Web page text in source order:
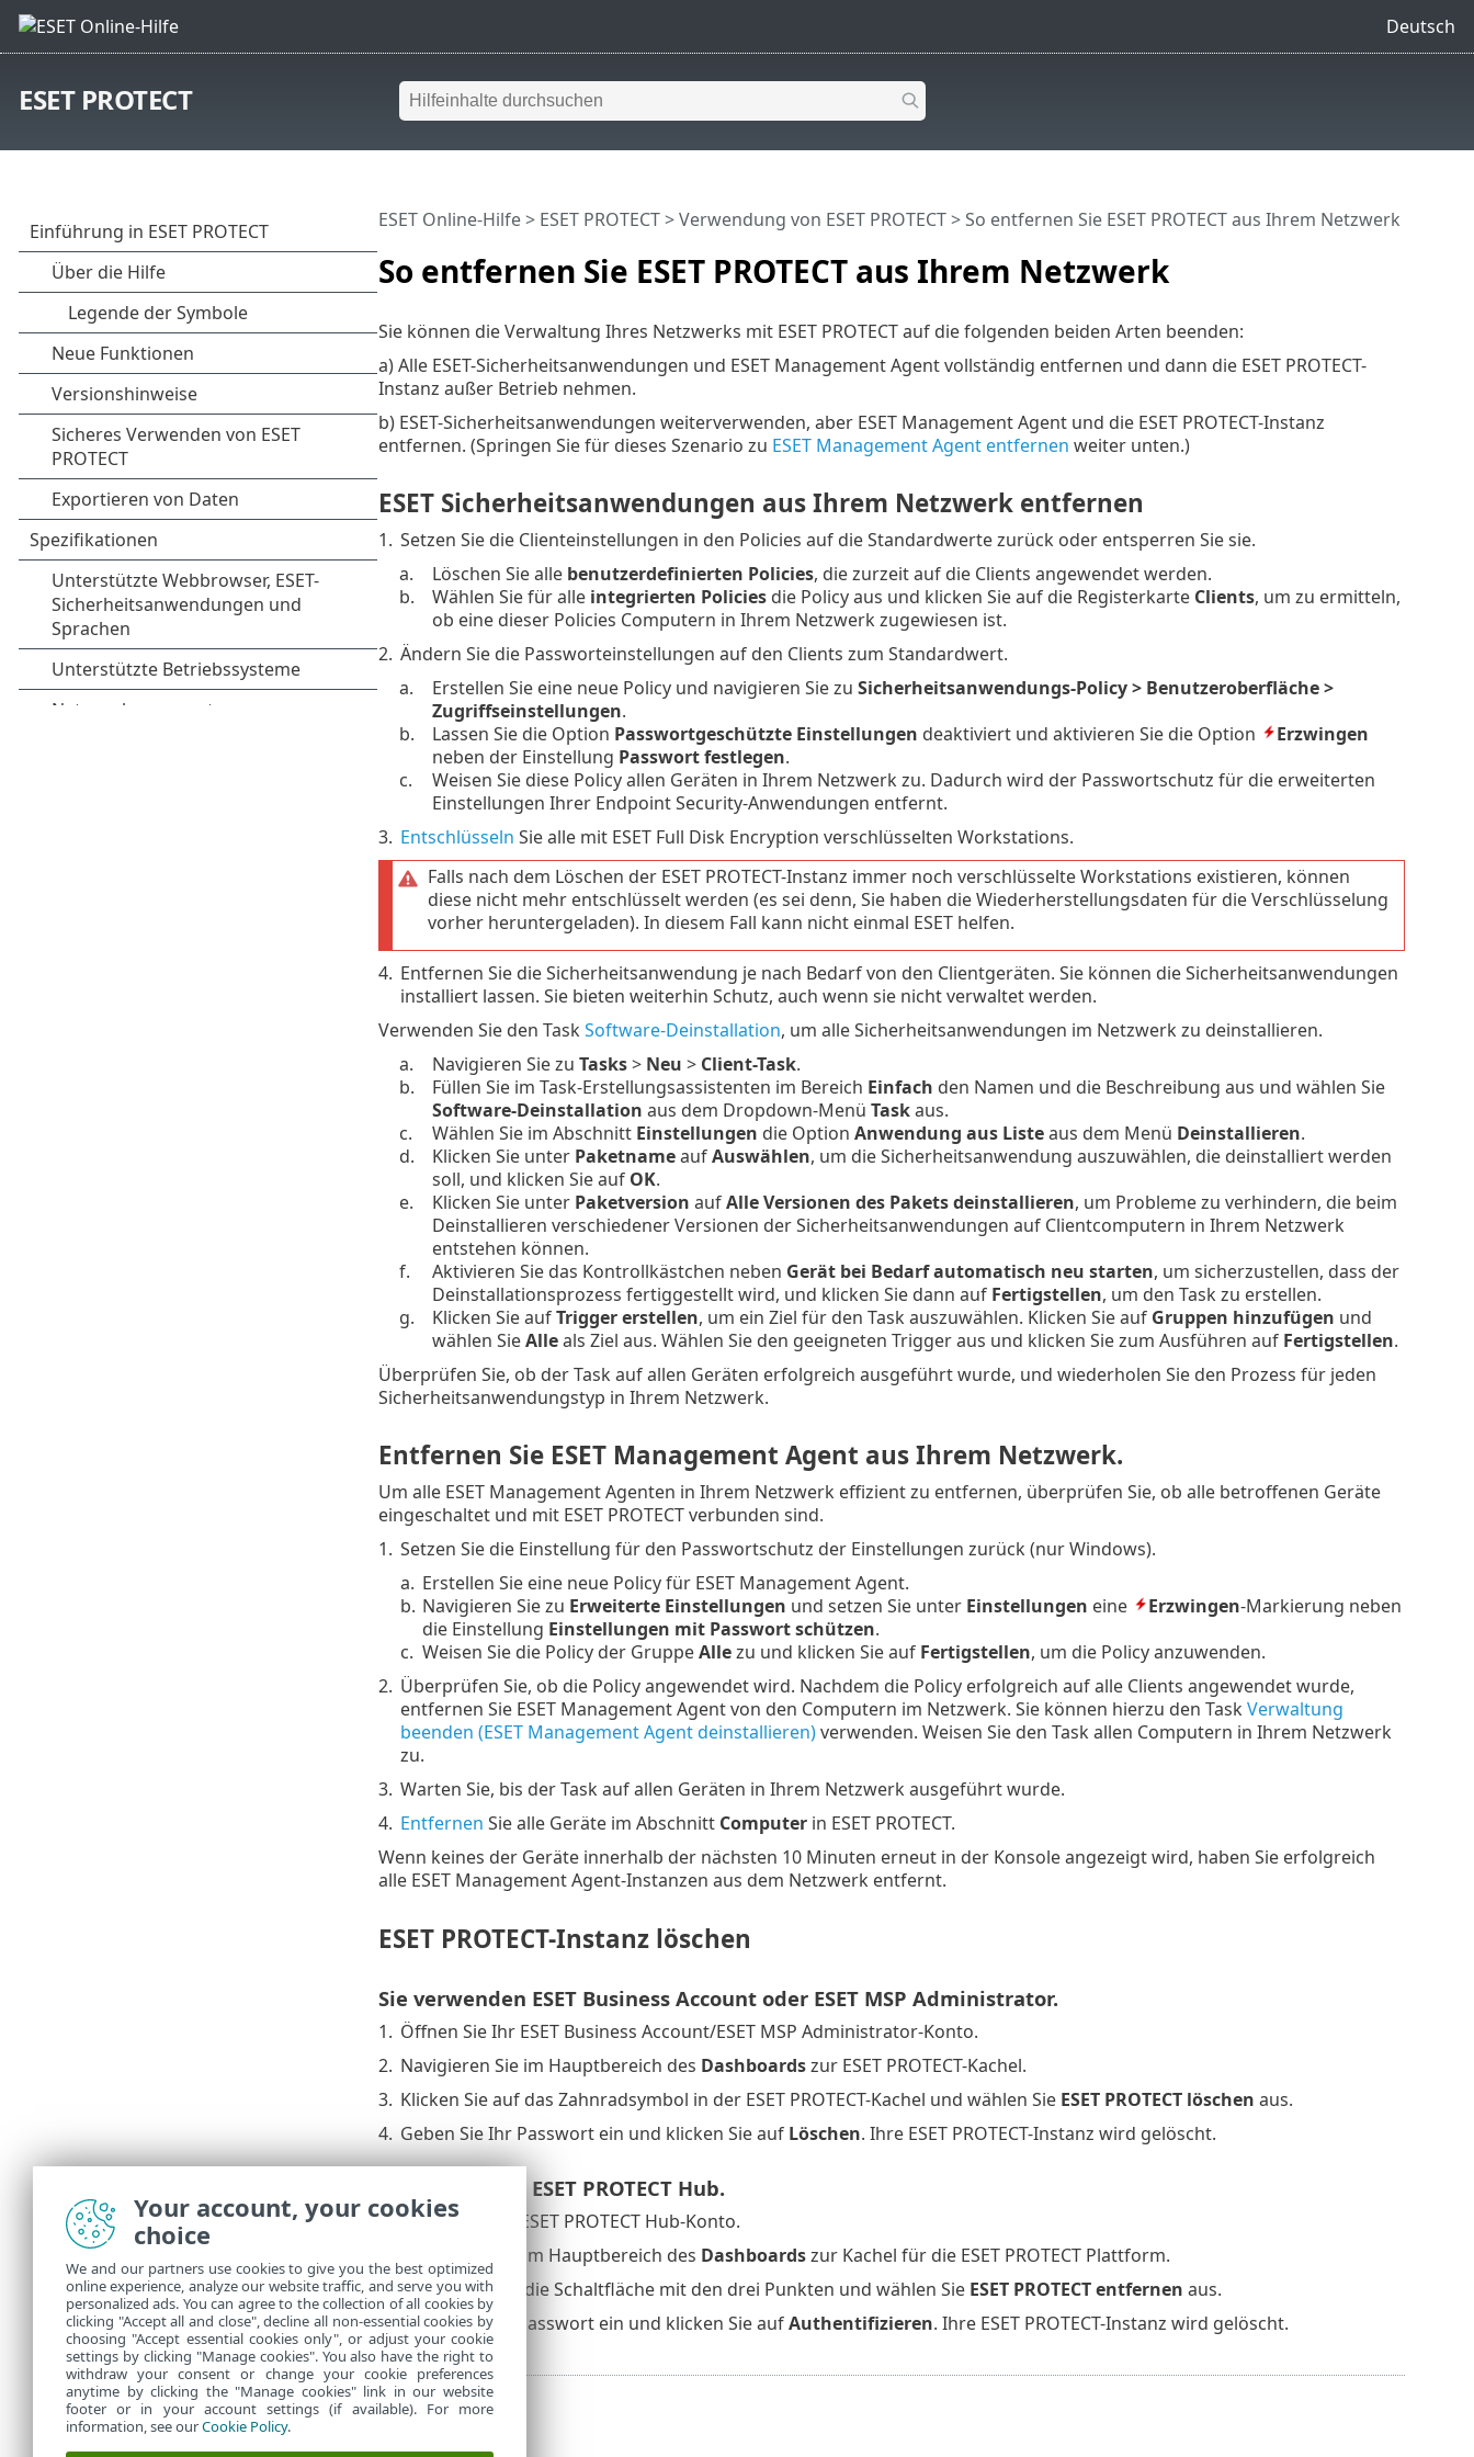
Deutsch
ESET PROTECT
So entfernen Sie ESET PROTECT aus Ihrem Netzwerk
ESET Online-Hilfe> ESET PROTECT>Verwendung von ESET PROTECT> So entfernen Sie ESET PROTECT aus Ihrem Netzwerk
Sie können die Verwaltung Ihres Netzwerks mit ESET PROTECT auf die folgenden beiden Arten beenden:
a) Alle ESET-Sicherheitsanwendungen und ESET Management Agent vollständig entfernen und dann die ESET PROTECT-
Instanz außer Betrieb nehmen.
b) ESET-Sicherheitsanwendungen weiterverwenden, aber ESET Management Agent und die ESET PROTECT-Instanz
entfernen. (Springen Sie für dieses Szenario zu ESET Management Agent entfernen weiter unten.)
ESET Sicherheitsanwendungen aus Ihrem Netzwerk entfernen
1. Setzen Sie die Clienteinstellungen in den Policies auf die Standardwerte zurück oder entsperren Sie sie.
a.
Löschen Sie alle benutzerdefinierten Policies, die zurzeit auf die Clients angewendet werden.
b.
Wählen Sie für alle integrierten Policiesdie Policy aus und klicken Sie auf die Registerkarte Clients, um zu ermitteln,
ob eine dieser Policies Computern in Ihrem Netzwerk zugewiesen ist.
2. Ändern Sie die Passworteinstellungen auf den Clients zum Standardwert.
a.
Erstellen Sie eine neue Policy und navigieren Sie zu Sicherheitsanwendungs-Policy > Benutzeroberfläche >
Zugriffseinstellungen.
b.
Lassen Sie die Option Passwortgeschützte Einstellungen deaktiviert und aktivieren Sie die Option
Erzwingen
neben der Einstellung Passwort festlegen.
c.
Weisen Sie diese Policy allen Geräten in Ihrem Netzwerk zu. Dadurch wird der Passwortschutz für die erweiterten
Einstellungen Ihrer Endpoint Security-Anwendungen entfernt.
3. Entschlüsseln Sie alle mit ESET Full Disk Encryption verschlüsselten Workstations.
Falls nach dem Löschen der ESET PROTECT-Instanz immer noch verschlüsselte Workstations existieren, können
diese nicht mehr entschlüsselt werden (es sei denn, Sie haben die Wiederherstellungsdaten für die Verschlüsselung
vorher heruntergeladen). In diesem Fall kann nicht einmal ESET helfen.
4. Entfernen Sie die Sicherheitsanwendung je nach Bedarf von den Clientgeräten. Sie können die Sicherheitsanwendungen
installiert lassen. Sie bieten weiterhin Schutz, auch wenn sie nicht verwaltet werden.
Verwenden Sie den Task Software-Deinstallation, um alle Sicherheitsanwendungen im Netzwerk zu deinstallieren.
a.
Navigieren Sie zu Tasks> Neu > Client-Task.
b.
Füllen Sie im Task-Erstellungsassistenten im Bereich Einfach den Namen und die Beschreibung aus und wählen Sie
Software-Deinstallation aus dem Dropdown-Menü Taskaus.
c.
Wählen Sie im Abschnitt Einstellungen die Option Anwendung aus Listeaus dem Menü Deinstallieren.
d.
Klicken Sie unter PaketnameaufAuswählen, um die Sicherheitsanwendung auszuwählen, die deinstalliert werden
soll, und klicken Sie auf OK.
e.
Klicken Sie unter Paketversion aufAlle Versionen des Pakets deinstallieren, um Probleme zu verhindern, die beim
Deinstallieren verschiedener Versionen der Sicherheitsanwendungen auf Clientcomputern in Ihrem Netzwerk
entstehen können.
f.
Aktivieren Sie das Kontrollkästchen neben Gerät bei Bedarf automatisch neu starten, um sicherzustellen, dass der
Deinstallationsprozess fertiggestellt wird, und klicken Sie dann auf Fertigstellen, um den Task zu erstellen.
g.
Klicken Sie aufTrigger erstellen, um ein Ziel für den Task auszuwählen. Klicken Sie auf Gruppen hinzufügen und
wählen SieAlleals Ziel aus. Wählen Sie den geeigneten Trigger aus und klicken Sie zum Ausführen auf Fertigstellen.
Überprüfen Sie, ob der Task auf allen Geräten erfolgreich ausgeführt wurde, und wiederholen Sie den Prozess für jeden
Sicherheitsanwendungstyp in Ihrem Netzwerk.
Entfernen Sie ESET Management Agent aus Ihrem Netzwerk.
Um alle ESET Management Agenten in Ihrem Netzwerk effizient zu entfernen, überprüfen Sie, ob alle betroffenen Geräte
eingeschaltet und mit ESET PROTECT verbunden sind.
1. Setzen Sie die Einstellung für den Passwortschutz der Einstellungen zurück (nur Windows).
a. Erstellen Sie eine neue Policy für ESET Management Agent.
b. Navigieren Sie zu Erweiterte Einstellungen und setzen Sie unter Einstellungen eine Erzwingen-Markierung neben
die Einstellung Einstellungen mit Passwort schützen.
c. Weisen Sie die Policy der GruppeAllezu und klicken Sie auf Fertigstellen, um die Policy anzuwenden.
2. Überprüfen Sie, ob die Policy angewendet wird. Nachdem die Policy erfolgreich auf alle Clients angewendet wurde,
entfernen Sie ESET Management Agent von den Computern im Netzwerk. Sie können hierzu den Task Verwaltung
beenden (ESET Management Agent deinstallieren)verwenden. Weisen Sie den Task allen Computern in Ihrem Netzwerk
zu.
3. Warten Sie, bis der Task auf allen Geräten in Ihrem Netzwerk ausgeführt wurde.
4. Entfernen Sie alle Geräte im Abschnitt Computerin ESET PROTECT.
Wenn keines der Geräte innerhalb der nächsten 10 Minuten erneut in der Konsole angezeigt wird, haben Sie erfolgreich
alle ESET Management Agent-Instanzen aus dem Netzwerk entfernt.
ESET PROTECT-Instanz löschen
Sie verwenden ESET Business Account oder ESET MSP Administrator.
1. Öffnen Sie Ihr ESET Business Account/ESET MSP Administrator-Konto.
2. Navigieren Sie im Hauptbereich des Dashboardszur ESET PROTECT-Kachel.
3. Klicken Sie auf das Zahnradsymbol in der ESET PROTECT-Kachel und wählen Sie ESET PROTECT löschen aus.
4. Geben Sie Ihr Passwort ein und klicken Sie auf Löschen. Ihre ESET PROTECT-Instanz wird gelöscht.
Sie verwenden ESET PROTECT Hub.
1. Öffnen Sie Ihr ESET PROTECT Hub-Konto.
Navigieren Sie im Hauptbereich des Dashboardszur Kachel für die ESET PROTECT Plattform.
3. Klicken Sie auf die Schaltfläche mit den drei Punkten und wählen Sie ESET PROTECT entfernen aus.
4. Geben Sie Ihr Passwort ein und klicken Sie aufAuthentifizieren. Ihre ESET PROTECT-Instanz wird gelöscht.
Your account, your cookies
choice
We and our partners use cookies to give you the best optimized
online experience, analyze our website traffic, and serve you with
personalized ads. You can agree to the collection of all cookies by
clicking "Accept all and close", decline all non-essential cookies by
choosing "Accept essential cookies only", or adjust your cookie
settings by clicking "Manage cookies". You also have the right to
withdraw your consent or change your cookie preferences
anytime by clicking the "Manage cookies" link in our website
footer or in your account settings (if available). For more
information, see ourCookie Policy.